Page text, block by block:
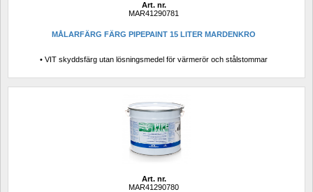
Art. nr.
MAR41290781
MÅLARFÄRG FÄRG PIPEPAINT 15 LITER MARDENKRO
• VIT skyddsfärg utan lösningsmedel för värmerör och stålstommar
Art. nr.
MAR41290780